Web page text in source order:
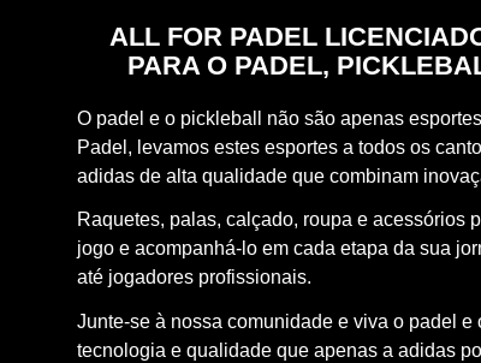
ALL FOR PADEL
PARA O PADEL,
O padel e o pickleball não são apenas
Padel, levamos estes esportes a todos os
adidas de alta qualidade que combinam
Raquetes, palas, calçado, roupa e acessórios
jogo e acompanhá-lo em cada etapa da sua
até jogadores profissionais.
Junte-se à nossa comunidade e viva o padel
tecnologia e qualidade que apenas a adidas